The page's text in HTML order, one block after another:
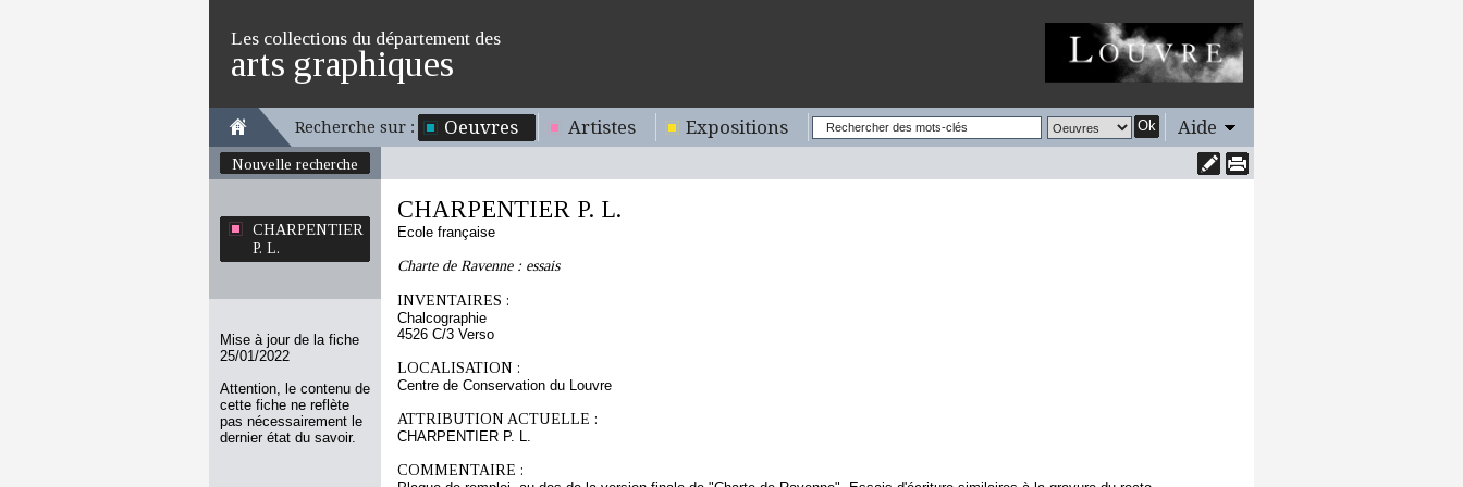
Les collections du département des
arts graphiques
Recherche sur : Oeuvres Artistes Expositions Ok Aide
Nouvelle recherche
CHARPENTIER
P. L.
Mise à jour de la fiche
25/01/2022
Attention, le contenu de
cette fiche ne reflète
pas nécessairement le
dernier état du savoir.
CHARPENTIER P. L.
Ecole française
Charte de Ravenne : essais
INVENTAIRES :
Chalcographie
4526 C/3 Verso
LOCALISATION :
Centre de Conservation du Louvre
ATTRIBUTION ACTUELLE :
CHARPENTIER P. L.
COMMENTAIRE :